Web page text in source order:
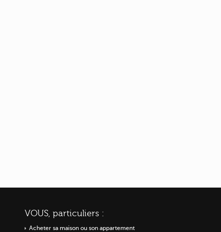
VOUS, particuliers :
Acheter sa maison ou son appartement